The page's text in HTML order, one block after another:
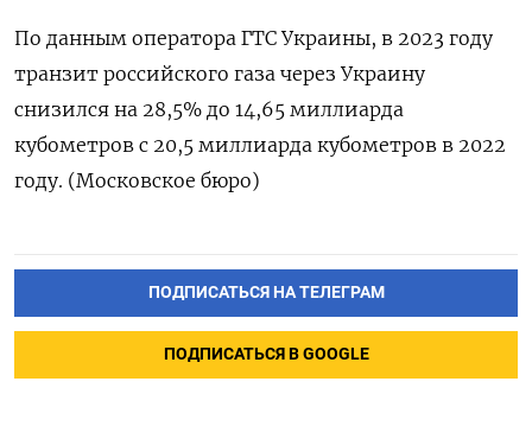
По данным оператора ГТС Украины, в 2023 году
транзит российского газа через Украину
снизился на 28,5% до 14,65 миллиарда
кубометров с 20,5 миллиарда кубометров в 2022
году. (Московское бюро)
ПОДПИСАТЬСЯ НА ТЕЛЕГРАМ
ПОДПИСАТЬСЯ В GOOGLE